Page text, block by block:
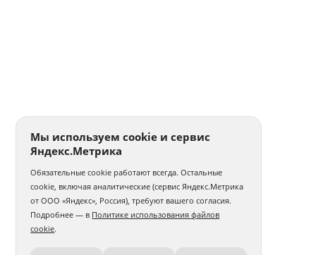
Мы используем cookie и сервис
Яндекс.Метрика
Обязательные cookie работают всегда. Остальные
cookie, включая аналитические (сервис Яндекс.Метрика
от ООО «Яндекс», Россия), требуют вашего согласия.
Подробнее — в Политике использования файлов
cookie.